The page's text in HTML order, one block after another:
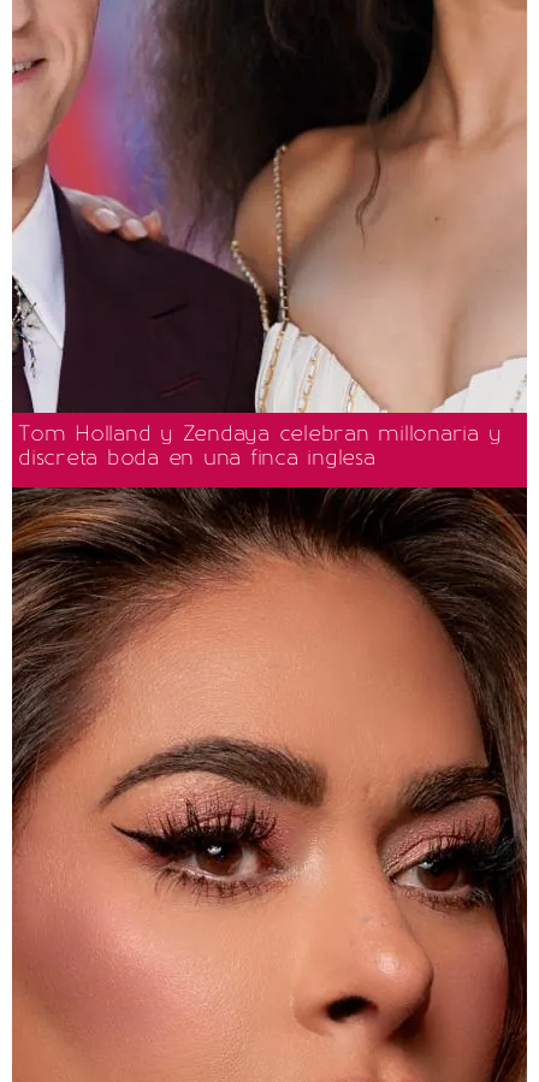
Tom Holland y Zendaya celebran millonaria y
discreta boda en una finca inglesa